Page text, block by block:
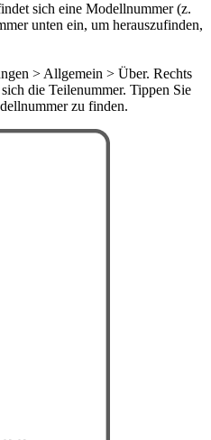
sich eine Modellnummer (z.
unten ein, um herauszufinden,
> Allgemein > Über. Rechts
die Teilenummer. Tippen Sie
zu finden.